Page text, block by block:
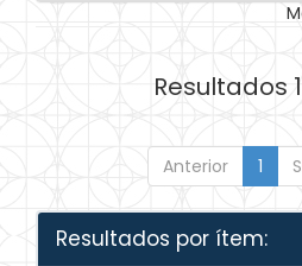
Resultados
Anterior 1
Resultados por ítem: